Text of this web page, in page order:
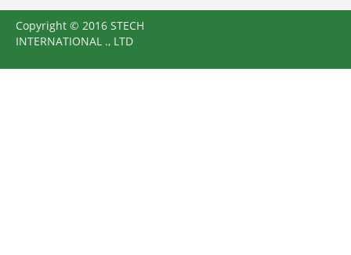
Copyright © 2016 STECH
INTERNATIONAL ., LTD